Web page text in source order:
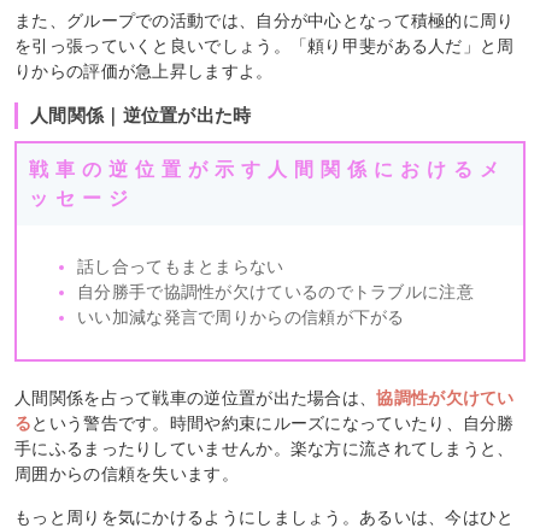
また、グループでの活動では、自分が中心となって積極的に周り
を引っ張っていくと良いでしょう。「頼り甲斐がある人だ」と周
りからの評価が急上昇しますよ。
人間関係｜逆位置が出た時
戦車の逆位置が示す人間関係におけるメ
ッセージ
話し合ってもまとまらない
自分勝手で協調性が欠けているのでトラブルに注意
いい加減な発言で周りからの信頼が下がる
人間関係を占って戦車の逆位置が出た場合は、協調性が欠けてい
るという警告です。時間や約束にルーズになっていたり、自分勝
手にふるまったりしていませんか。楽な方に流されてしまうと、
周囲からの信頼を失います。
もっと周りを気にかけるようにしましょう。あるいは、今はひと